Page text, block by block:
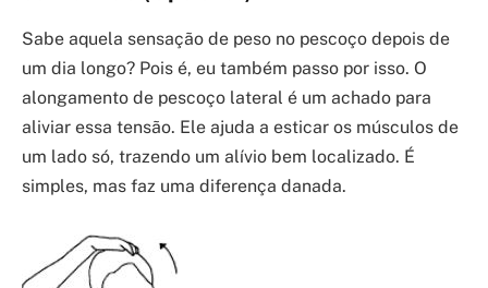
Sabe aquela sensação de peso no pescoço depois de
um dia longo? Pois é, eu também passo por isso. O
alongamento de pescoço lateral é um achado para
aliviar essa tensão. Ele ajuda a esticar os músculos de
um lado só, trazendo um alívio bem localizado. É
simples, mas faz uma diferença danada.